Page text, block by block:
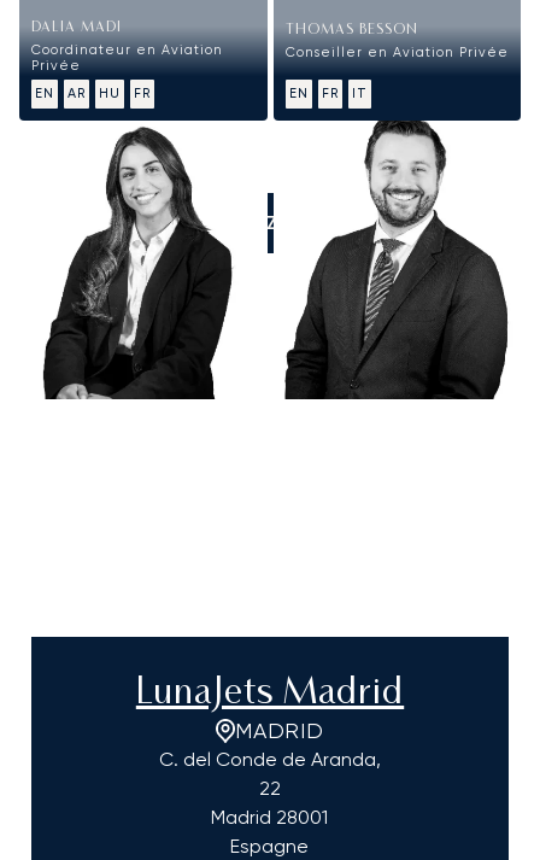
DALIA MADI
Coordinateur en Aviation
Privée
EN
AR HU FR
THOMAS BESSON
Conseiller en Aviation Privée
EN FR IT
APPELEZ-NOUS
LunaJets Madrid
MADRID
C. del Conde de Aranda,
22
Madrid 28001
Espagne